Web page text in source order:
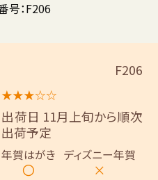
号：F206
F206
★★★☆☆
出荷日 11月上旬から順次
出荷予定
年賀はがき
〇
ディズニー年賀
×